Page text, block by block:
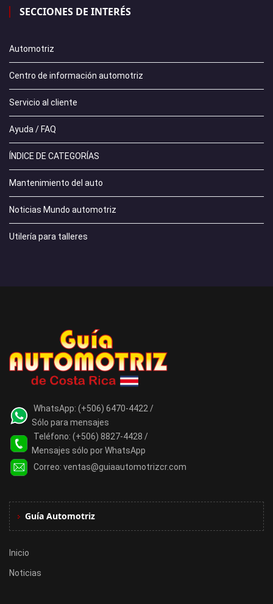
SECCIONES DE INTERÉS
Automotriz
Centro de información automotriz
Servicio al cliente
Ayuda / FAQ
ÍNDICE DE CATEGORÍAS
Mantenimiento del auto
Noticias Mundo automotriz
Utilería para talleres
WhatsApp: (+506) 6470-4422 /
Sólo para mensajes
Teléfono: (+506) 8827-4428 /
Mensajes sólo por WhatsApp
Correo: ventas@guiaautomotrizcr.com
Guía Automotriz
Inicio
Noticias